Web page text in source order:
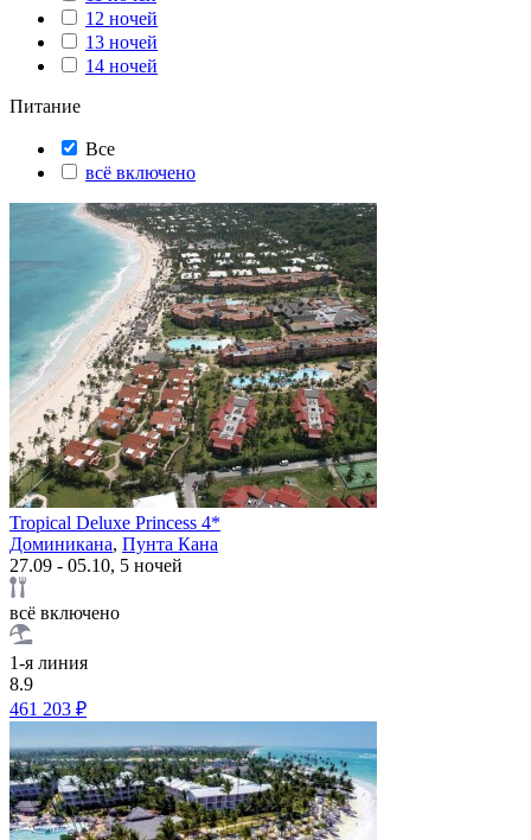
12 ночей
13 ночей
14 ночей
Питание
Все
всё включено
Tropical Deluxe Princess 4*
Доминикана, Пунта Кана
27.09 - 05.10, 5 ночей
всё включено
1-я линия
8.9
461 203 ₽